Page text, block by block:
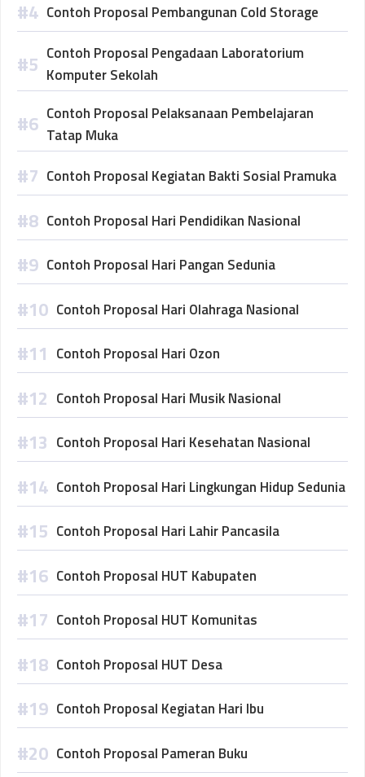
Contoh Proposal Pembangunan Cold Storage
Contoh Proposal Pengadaan Laboratorium
Komputer Sekolah
Contoh Proposal Pelaksanaan Pembelajaran
Tatap Muka
Contoh Proposal Kegiatan Bakti Sosial Pramuka
Contoh Proposal Hari Pendidikan Nasional
Contoh Proposal Hari Pangan Sedunia
Contoh Proposal Hari Olahraga Nasional
Contoh Proposal Hari Ozon
Contoh Proposal Hari Musik Nasional
Contoh Proposal Hari Kesehatan Nasional
Contoh Proposal Hari Lingkungan Hidup Sedunia
Contoh Proposal Hari Lahir Pancasila
Contoh Proposal HUT Kabupaten
Contoh Proposal HUT Komunitas
Contoh Proposal HUT Desa
Contoh Proposal Kegiatan Hari Ibu
Contoh Proposal Pameran Buku